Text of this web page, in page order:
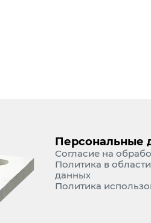
Персональные
Согласие на
Политика в
данных
Политика